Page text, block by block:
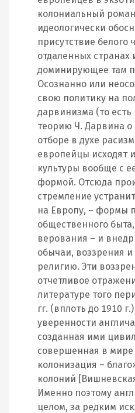
колониальный
идеологически
присутствие белого
отдаленных странах
доминирующее там
Осознанно или
свою политику на
дарвинизма (то
теорию Ч. Дарвина о
отборе в духе
европейцы исходят
культуры вообще с
формой. Отсюда
стремление
на Европу, – формы
общественного
верования – и
обычаи, воззрения
религию. Эти
отчетливое
литературе того
гг. (вплоть до 1910
уверенности
созданная ими
совершенная в мире
колонизация –
колоний
Именно поэтому
целом, за редким